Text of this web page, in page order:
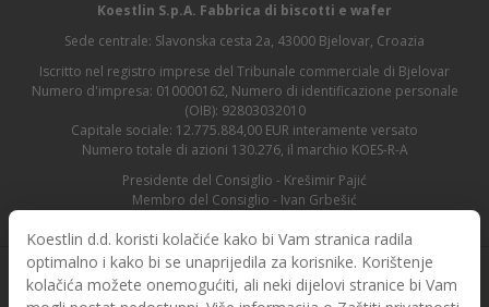
Koestlin d.d. koristi kolačiće kako bi Vam stranica radila
optimalno i kako bi se unaprijedila za korisnike. Korištenje
kolačića možete onemogućiti, ali neki dijelovi stranice bi Vam
Koestlin S.p.A. Fabbrica di biscotti e wafer
Sede centrale: Slavonska cesta 2a, 43000 Bjelovar, Croazia
Iscritto nel registro imprese del Tribunale commerciale di Bjelovar
Numero d'impresa: 010000162, Numero di identificazione personale
(OIB): 92803032010
Capitale sociale: 12.775.884,00 EUR interamente versato
Numero totale di azioni 130.276, il marchio KOES-R-A
Presidente del Consiglio - Krešimir Pajić
Membro del Consiglio - Ivan Grbešić